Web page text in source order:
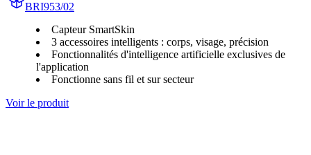
BRI953/02
Capteur SmartSkin
3 accessoires intelligents : corps, visage, précision
Fonctionnalités d'intelligence artificielle exclusives de
l'application
Fonctionne sans fil et sur secteur
Voir le produit